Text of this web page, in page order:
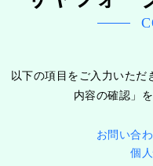
以下の項目をご入力いただ
内容の確認」
お問い合
個